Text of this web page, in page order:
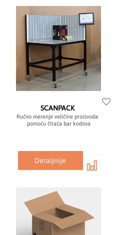
SCANPACK
Ručno merenje veličine proizvoda
pomoću čitača bar kodova
Detaljnije